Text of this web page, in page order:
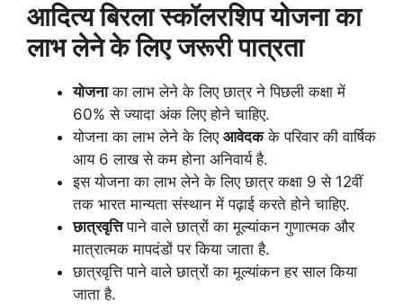
आदित्य बिरला स्कॉलरशिप योजना का
लाभ लेने के लिए जरूरी पात्रता
योजनाका लाभ लेने के लिए छात्र ने पिछली कक्षा में
60% से ज्यादा अंक लिए होने चाहिए.
योजना का लाभ लेने के लिए आवेदकके परिवार की वार्षिक
आय 6 लाख से कम होना अनिवार्य है.
इस योजना का लाभ लेने के लिए छात्र कक्षा 9 से 12वीं
तक भारत मान्यता संस्थान में पढ़ाई करते होने चाहिए.
छात्रवृत्तिपाने वाले छात्रों का मूल्यांकन गुणात्मक और
मात्रात्मक मापदंडों पर किया जाता है.
छात्रवृत्ति पाने वाले छात्रों का मूल्यांकन हर साल किया
जाता है.